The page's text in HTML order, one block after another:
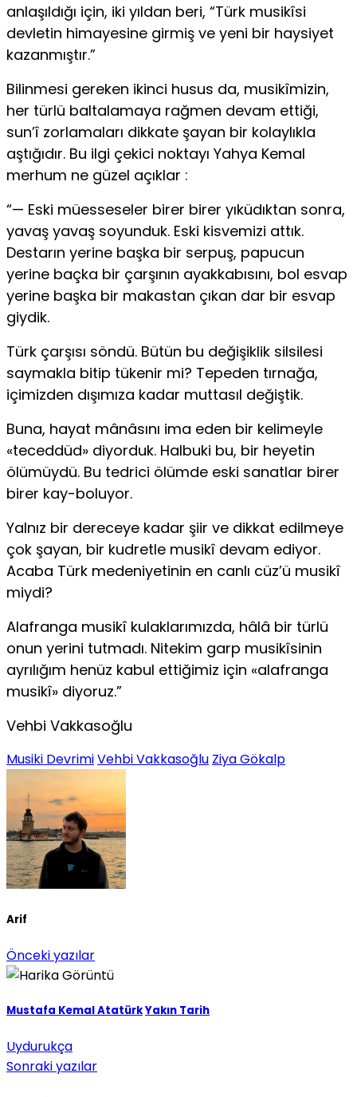
anlaşıldığı için, iki yıldan beri, “Türk musikîsi
devletin himayesine girmiş ve yeni bir haysiyet
kazanmıştır.”
Bilinmesi gereken ikinci husus da, musikîmizin,
her türlü baltalamaya rağmen devam ettiği,
sun’î zorlamaları dikkate şayan bir kolaylıkla
aştığıdır. Bu ilgi çekici noktayı Yahya Kemal
merhum ne güzel açıklar :
“— Eski müesseseler birer birer yıküdıktan sonra,
yavaş yavaş soyunduk. Eski kisvemizi attık.
Destarın yerine başka bir serpuş, papucun
yerine baçka bir çarşının ayakkabısını, bol esvap
yerine başka bir makastan çıkan dar bir esvap
giydik.
Türk çarşısı söndü. Bütün bu değişiklik silsilesi
saymakla bitip tükenir mi? Tepeden tırnağa,
içimizden dışımıza kadar muttasıl değiştik.
Buna, hayat mânâsını ima eden bir kelimeyle
«teceddüd» diyorduk. Halbuki bu, bir heyetin
ölümüydü. Bu tedrici ölümde eski sanatlar birer
birer kay-boluyor.
Yalnız bir dereceye kadar şiir ve dikkat edilmeye
çok şayan, bir kudretle musikî devam ediyor.
Acaba Türk medeniyetinin en canlı cüz’ü musikî
miydi?
Alafranga musikî kulaklarımızda, hâlâ bir türlü
onun yerini tutmadı. Nitekim garp musikîsinin
ayrılığım henüz kabul ettiğimiz için «alafranga
musikî» diyoruz.”
Vehbi Vakkasoğlu
Musiki DevrimiVehbi Vakkasoğlu Ziya Gökalp
Arif
Önceki yazılar
Mustafa Kemal AtatürkYakın Tarih
Uydurukça
Sonraki yazılar